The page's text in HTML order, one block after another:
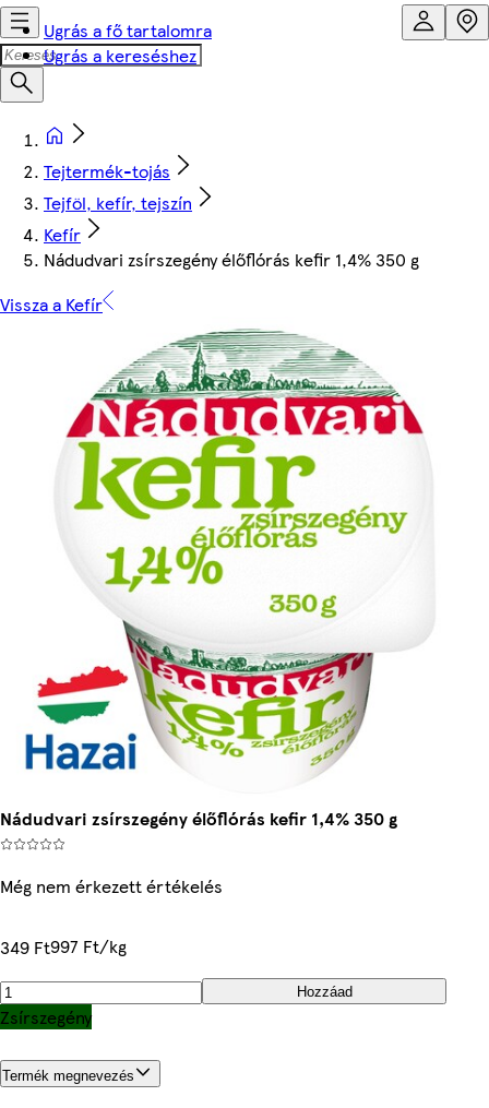
Ugrás a fő tartalomra
Ugrás a kereséshez
Tejtermék-tojás
Tejföl, kefír, tejszín
Kefír
Nádudvari zsírszegény élőflórás kefir 1,4% 350 g
Vissza a Kefír
Nádudvari zsírszegény élőflórás kefir 1,4% 350 g
Még nem érkezett értékelés
349 Ft997 Ft/kg
Hozzáad
Zsírszegény
Termék megnevezés